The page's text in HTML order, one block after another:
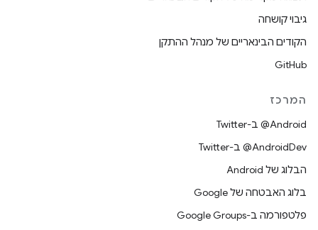
גיבוי קושחה
הקודים הבינאריים של מנהל ההתקן
GitHub
המרכז
‎@Android ב-Twitter
‎@AndroidDev ב-Twitter
הבלוג של Android
בלוג האבטחה של Google
פלטפורמה ב-Google Groups